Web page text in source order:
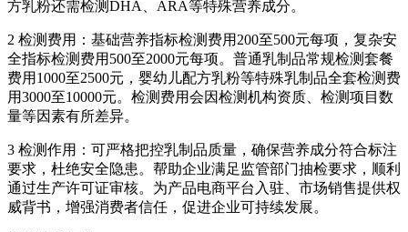
方乳粉还需检测DHA、ARA等特殊营养成分。
2 检测费用：基础营养指标检测费用200至500元每项，复杂安
全指标检测费用500至2000元每项。普通乳制品常规检测套餐
费用1000至2500元，婴幼儿配方乳粉等特殊乳制品全套检测费
用3000至10000元。检测费用会因检测机构资质、检测项目数
量等因素有所差异。
3 检测作用：可严格把控乳制品质量，确保营养成分符合标注
要求，杜绝安全隐患。帮助企业满足监管部门抽检要求，顺利
通过生产许可证审核。为产品电商平台入驻、市场销售提供权
威背书，增强消费者信任，促进企业可持续发展。